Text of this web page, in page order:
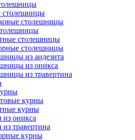
столешницы
столешницы
столешницы
столешницы
из андезита
из оникса
из травертина
курны
курны
оникса
травертина
курны